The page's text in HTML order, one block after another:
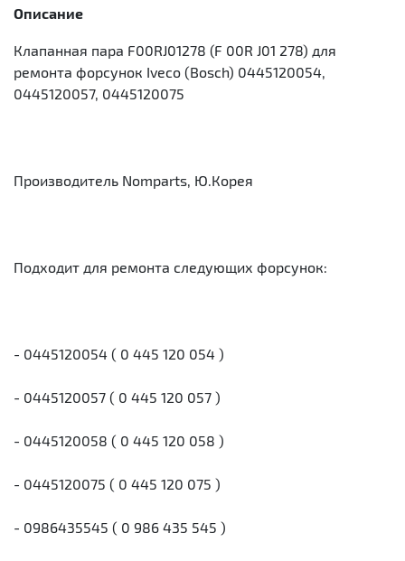
Описание
Клапанная пара F00RJ01278 (F 00R J01 278) для
ремонта форсунок Iveco (Bosch) 0445120054,
0445120057, 0445120075
Производитель Nomparts, Ю.Корея
Подходит для ремонта следующих форсунок:
- 0445120054 ( 0 445 120 054 )
- 0445120057 ( 0 445 120 057 )
- 0445120058 ( 0 445 120 058 )
- 0445120075 ( 0 445 120 075 )
- 0986435545 ( 0 986 435 545 )